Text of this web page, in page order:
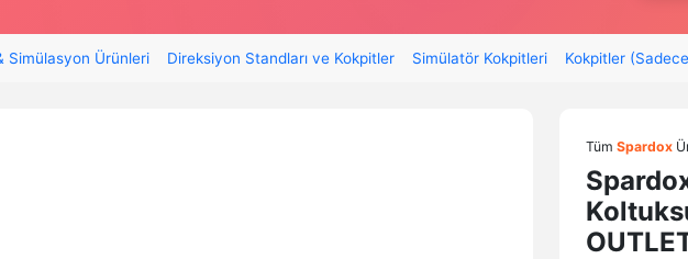
Simülasyon Ürünleri Direksiyon Standları ve Kokpitler Simülatör Kokpitleri Kokpitler
Tüm Spardox